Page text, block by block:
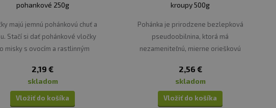
pohankové 250g
majú jemnú pohánkovú chuť a
Stačí si dať pohánkové vločky
misky s ovocím a rastlinným
guľky a zeleninové placky.
2,19 €
skladom
Vložiť do košíka
kroupy 500g
Pohánka je prirodzene bezlepková
pseudoobilnina, ktorá má
nezameniteľnú, mierne orieškovú
hodí sa do sladkých aj slaných jedál.
2,56 €
skladom
Vložiť do košíka